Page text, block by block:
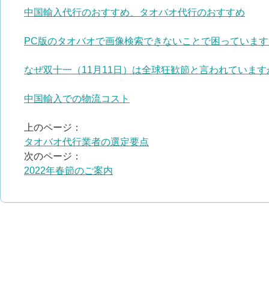
中国輸入代行のおすすめ、タオバオ代行のおすすめ
PC版のタオバオで画像検索できないことで困っていま
なぜ双十一（11月11日）は全球狂歓節と言われています
中国輸入での物流コスト
上のページ：
タオバオ代行業者の選定要点
次のページ：
2022年春節のご案内